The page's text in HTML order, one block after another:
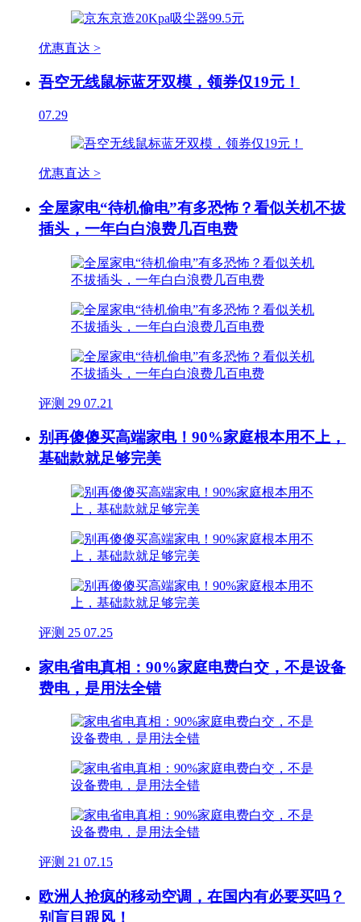
优惠直达 >
吾空无线鼠标蓝牙双模，领券仅19元！
07.29
优惠直达 >
全屋家电“待机偷电”有多恐怖？看似关机不拔
插头，一年白白浪费几百电费
评测 29 07.21
别再傻傻买高端家电！90%家庭根本用不上，
基础款就足够完美
评测 25 07.25
家电省电真相：90%家庭电费白交，不是设备
费电，是用法全错
评测 21 07.15
欧洲人抢疯的移动空调，在国内有必要买吗？
别盲目跟风！